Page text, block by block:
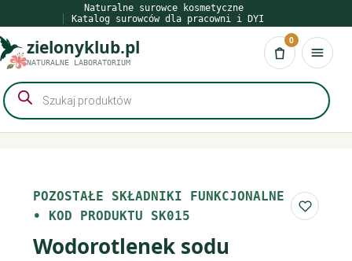
do
treści
Naturalne surowce kosmetyczne
Katalog surowców dla pracowni i DYI
zielonyklub.pl
NATURALNE LABORATORIUM Koszyk
0
Wyszukiwarka
produktów
POZOSTAŁE SKŁADNIKI FUNKCJONALNE
• KOD PRODUKTU SK015 Do
Wodorotlenek sodu